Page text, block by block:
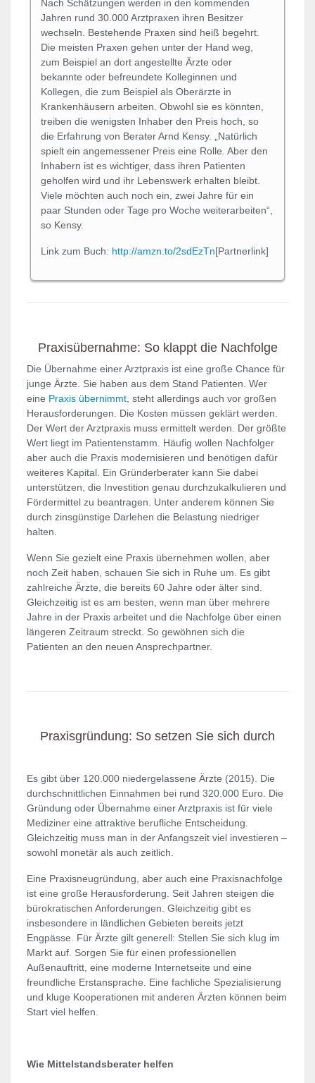
Nach Schätzungen werden in den kommenden
Jahren rund 30.000 Arztpraxen ihren Besitzer
wechseln. Bestehende Praxen sind heiß begehrt.
Die meisten Praxen gehen unter der Hand weg,
zum Beispiel an dort angestellte Ärzte oder
bekannte oder befreundete Kolleginnen und
Kollegen, die zum Beispiel als Oberärzte in
Krankenhäusern arbeiten. Obwohl sie es könnten,
treiben die wenigsten Inhaber den Preis hoch, so
die Erfahrung von Berater Arnd Kensy. „Natürlich
spielt ein angemessener Preis eine Rolle. Aber den
Inhabern ist es wichtiger, dass ihren Patienten
geholfen wird und ihr Lebenswerk erhalten bleibt.
Viele möchten auch noch ein, zwei Jahre für ein
paar Stunden oder Tage pro Woche weiterarbeiten“,
so Kensy.
Link zum Buch: http://amzn.to/2sdEzTn[Partnerlink]
Praxisübernahme: So klappt die Nachfolge
Die Übernahme einer Arztpraxis ist eine große Chance für
junge Ärzte. Sie haben aus dem Stand Patienten. Wer
eine Praxis übernimmt , steht allerdings auch vor großen
Herausforderungen. Die Kosten müssen geklärt werden.
Der Wert der Arztpraxis muss ermittelt werden. Der größte
Wert liegt im Patientenstamm. Häufig wollen Nachfolger
aber auch die Praxis modernisieren und benötigen dafür
weiteres Kapital. Ein Gründerberater kann Sie dabei
unterstützen, die Investition genau durchzukalkulieren und
Fördermittel zu beantragen. Unter anderem können Sie
durch zinsgünstige Darlehen die Belastung niedriger
halten.
Wenn Sie gezielt eine Praxis übernehmen wollen, aber
noch Zeit haben, schauen Sie sich in Ruhe um. Es gibt
zahlreiche Ärzte, die bereits 60 Jahre oder älter sind.
Gleichzeitig ist es am besten, wenn man über mehrere
Jahre in der Praxis arbeitet und die Nachfolge über einen
längeren Zeitraum streckt. So gewöhnen sich die
Patienten an den neuen Ansprechpartner.
Praxisgründung: So setzen Sie sich durch
Es gibt über 120.000 niedergelassene Ärzte (2015). Die
durchschnittlichen Einnahmen bei rund 320.000 Euro. Die
Gründung oder Übernahme einer Arztpraxis ist für viele
Mediziner eine attraktive berufliche Entscheidung.
Gleichzeitig muss man in der Anfangszeit viel investieren –
sowohl monetär als auch zeitlich.
Eine Praxisneugründung, aber auch eine Praxisnachfolge
ist eine große Herausforderung. Seit Jahren steigen die
bürokratischen Anforderungen. Gleichzeitig gibt es
insbesondere in ländlichen Gebieten bereits jetzt
Engpässe. Für Ärzte gilt generell: Stellen Sie sich klug im
Markt auf. Sorgen Sie für einen professionellen
Außenauftritt, eine moderne Internetseite und eine
freundliche Erstansprache. Eine fachliche Spezialisierung
und kluge Kooperationen mit anderen Ärzten können beim
Start viel helfen.
Wie Mittelstandsberater helfen